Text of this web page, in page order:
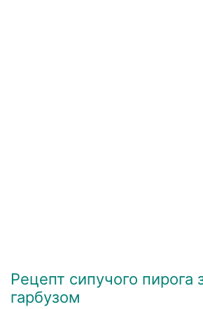
Рецепт сипучого пирога
гарбузом